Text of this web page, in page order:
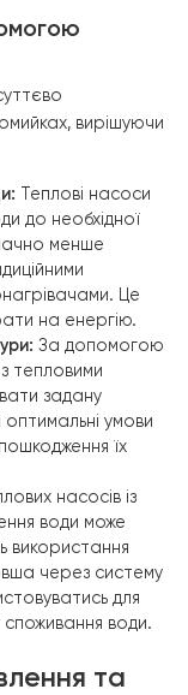
мийку може
від рівня
миття.
роль
більш
видалення
автомобіля.
автомобілів
Важливо
гарячої води
таким
суттєво